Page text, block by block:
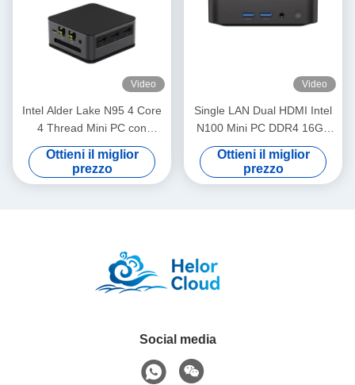
Video
Intel Alder Lake N95 4 Core
4 Thread Mini PC con
LPDDR5 12G 2 Ethernet e
WiFi
Ottieni il miglior
prezzo
Video
Single LAN Dual HDMI Intel
N100 Mini PC DDR4 16GB
Per ufficio domestico
Ottieni il miglior
prezzo
Social media